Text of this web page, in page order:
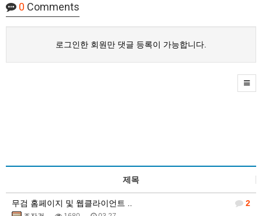
0 Comments
로그인한 회원만 댓글 등록이 가능합니다.
제목
2
무검 홈페이지 및 웹클라이언트 ..